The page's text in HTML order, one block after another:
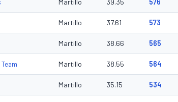
Martillo 39.35 576
Martillo 37.61 573
Martillo 38.66 565
Martillo 38.55 564
Martillo 35.15 534